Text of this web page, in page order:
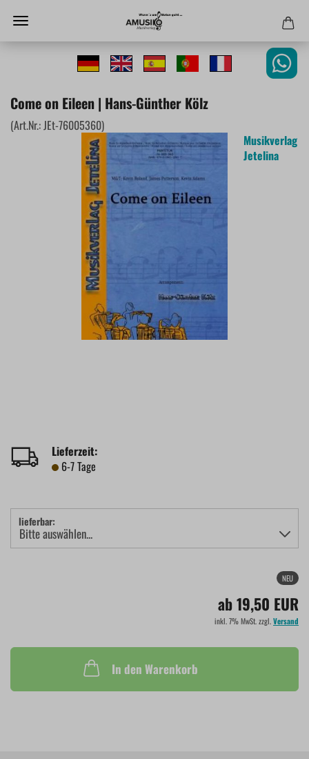
Come on Eileen | Hans-Günther Kölz
(Art.Nr.:JEt-76005360)
Musikverlag
Jetelina
Lieferzeit:
6-7 Tage
lieferbar:
NEU
ab 19,50 EUR
inkl. 7% MwSt. zzgl.Versand
In den Warenkorb